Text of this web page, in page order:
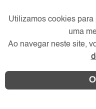
Utilizamos cookies
uma
Ao navegar neste site,